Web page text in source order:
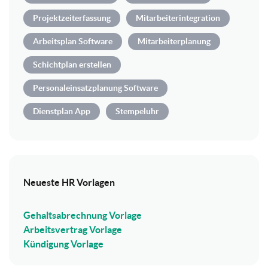
Projektzeiterfassung Mitarbeiterintegration
Arbeitsplan Software Mitarbeiterplanung
Schichtplan erstellen
Personaleinsatzplanung Software
Dienstplan App Stempeluhr
Neueste HR Vorlagen
Gehaltsabrechnung Vorlage
Arbeitsvertrag Vorlage
Kündigung Vorlage